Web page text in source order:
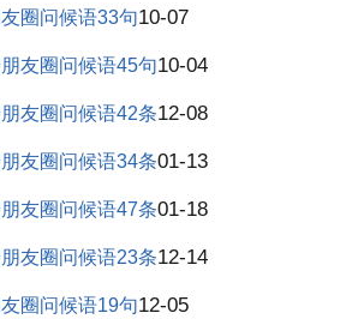
圈问候语33句10-07
友圈问候语45句10-04
友圈问候语42条12-08
友圈问候语34条01-13
友圈问候语47条01-18
友圈问候语23条12-14
圈问候语19句12-05